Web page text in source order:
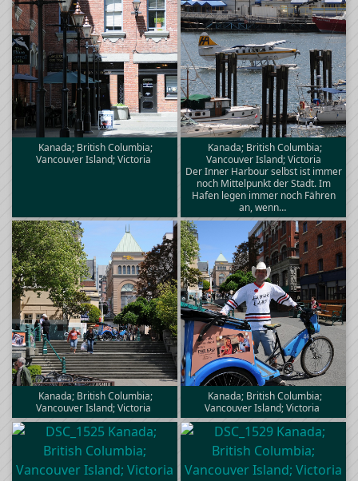
Kanada; British Columbia;
Vancouver Island; Victoria
Kanada; British Columbia;
Vancouver Island; Victoria
Der Inner Harbour selbst ist immer
noch Mittelpunkt der Stadt. Im
Hafen legen immer noch Fähren
an, wenn…
Kanada; British Columbia;
Vancouver Island; Victoria
Kanada; British Columbia;
Vancouver Island; Victoria